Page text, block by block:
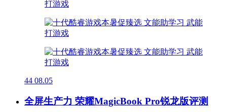
44 08.05
全屏生产力 荣耀MagicBook Pro锐龙版评测